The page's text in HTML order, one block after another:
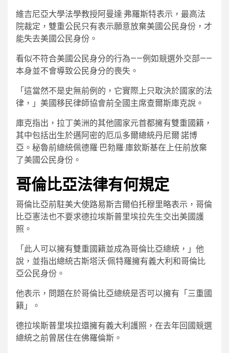
維吉尼亞大學法學教授阿曼達·弗羅斯特表示，最高法
院裁定，雙重公民只有表示願意放棄美國公民身份，才
能失去美國公民身份。
看似不符合美國公民身分的行為——例如競選外交部——
本身並不會導致公民身分的喪失。
「這當然不是史無前例的，它實際上只取決於國家的法
律，」美國移民律師協會前全國主席查爾斯庫克說。
庫克指出，拉丁美洲的其他國家元首都擁有雙重國籍，
其中包括出生於邁阿密的厄瓜多爾總統丹尼爾·諾博
亞。秘魯前總統佩德羅·巴勃羅·庫欽斯基在上任前放棄
了美國公民身份。
哥倫比亞法律有何規定
哥倫比亞前駐美大使路易斯吉爾伯托穆里略表示，哥倫
比亞憲法也不要求德拉埃斯普里埃拉先生交出美國護
照。
「此人可以擁有雙重國籍並成為哥倫比亞總統，」他
說，並指出總統古斯塔沃·佩特羅擁有義大利和哥倫比
亞公民身份。
他表示，問題在於哥倫比亞總統是否可以擁有「三重國
籍」。
德拉埃斯普里埃拉還擁有義大利護照，在去年回國競選
總統之前曾居住在佛羅倫斯。